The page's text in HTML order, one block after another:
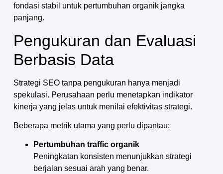
fondasi stabil untuk pertumbuhan organik jangka
panjang.
Pengukuran dan Evaluasi
Berbasis Data
Strategi SEO tanpa pengukuran hanya menjadi
spekulasi. Perusahaan perlu menetapkan indikator
kinerja yang jelas untuk menilai efektivitas strategi.
Beberapa metrik utama yang perlu dipantau:
Pertumbuhan traffic organik
Peningkatan konsisten menunjukkan strategi
berjalan sesuai arah yang benar.